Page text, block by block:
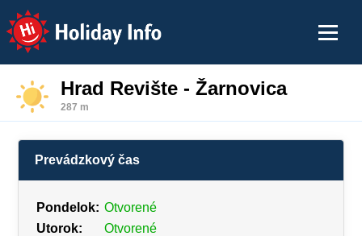
Holiday Info
Hrad Revište - Žarnovica
287 m
Prevádzkový čas
Pondelok: Otvorené
Utorok:
Otvorené